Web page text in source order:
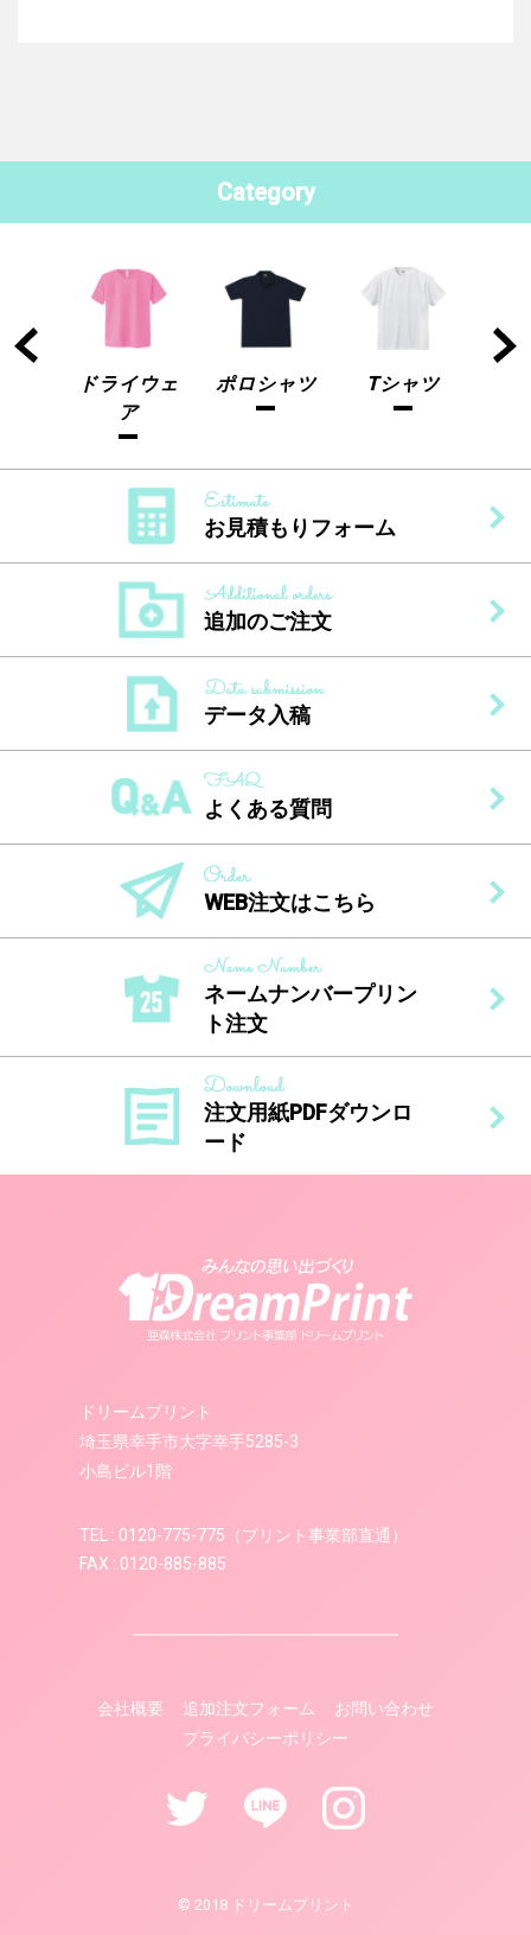
Category
ドライウェ
ア
ポロシャツ Tシャツ
お見積もりフォーム
追加のご注文
データ入稿
よくある質問
WEB注文はこちら
ネームナンバープリン
ト注文
注文用紙PDFダウンロ
ード
ドリームプリント
埼玉県幸手市大字幸手5285-3
小島ビル1階
TEL : 0120-775-775（プリント事業部直通）
FAX : 0120-885-885
会社概要 追加注文フォーム
お問い合わせ
プライバシーポリシー
© 2018 ドリームプリント